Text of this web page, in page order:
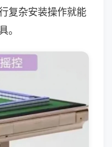
复杂安装操作就能
。